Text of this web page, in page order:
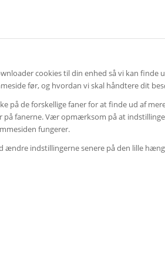
cookies til din enhed så vi kan finde
før, og hvordan vi skal håndtere dit
på de forskellige faner for at finde ud af
på fanerne. Vær opmærksom på at
fungerer.
ændre indstillingerne senere på den lille